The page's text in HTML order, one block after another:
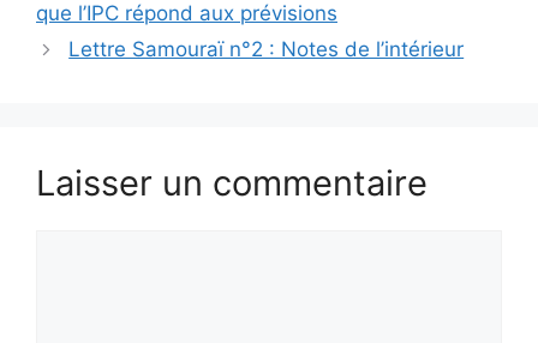
que l’IPC répond aux prévisions
Lettre Samouraï n°2 : Notes de l’intérieur
Laisser un commentaire